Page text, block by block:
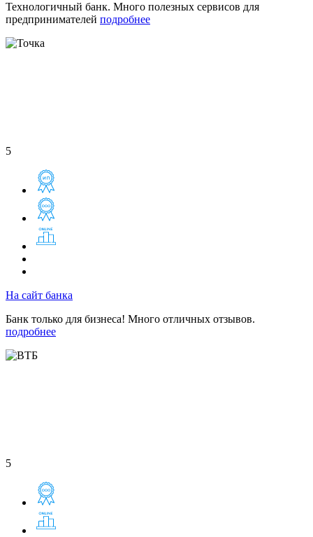
Технологичный банк. Много полезных сервисов для
предпринимателей подробнее
5
На сайт банка
Банк только для бизнеса! Много отличных отзывов.
подробнее
5